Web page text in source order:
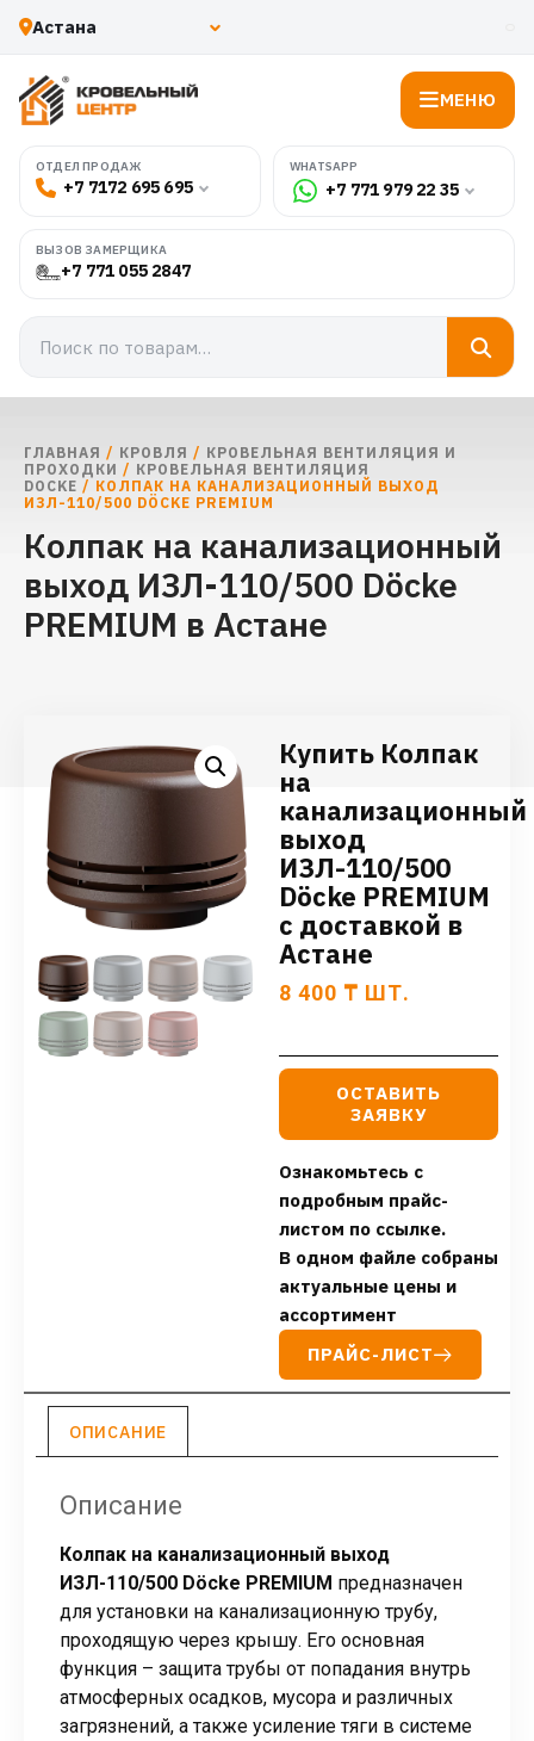
МЕНЮ
ОТДЕЛ ПРОДАЖ
+7 7172 695 695
WHATSAPP
+7 771 979 22 35
ВЫЗОВ ЗАМЕРЩИКА
+7 771 055 2847
ГЛАВНАЯ / КРОВЛЯ / КРОВЕЛЬНАЯ ВЕНТИЛЯЦИЯ И
ПРОХОДКИ / КРОВЕЛЬНАЯ ВЕНТИЛЯЦИЯ
DOCKE / КОЛПАК НА КАНАЛИЗАЦИОННЫЙ ВЫХОД
ИЗЛ-110/500 DÖCKE PREMIUM
Колпак на канализационный
выход ИЗЛ-110/500 Döcke
PREMIUM в Астане
Купить Колпак
на
канализационный
выход
ИЗЛ-110/500
Döcke PREMIUM
с доставкой в
Астане
8 400 ₸ ШТ.
ОСТАВИТЬ
ЗАЯВКУ
Ознакомьтесь с
подробным прайс-
листом по ссылке.
В одном файле собраны
актуальные цены и
ассортимент
ПРАЙС-ЛИСТ
ОПИСАНИЕ
Описание
Колпак на канализационный выход
ИЗЛ-110/500 Döcke PREMIUM предназначен
для установки на канализационную трубу,
проходящую через крышу. Его основная
функция – защита трубы от попадания внутрь
атмосферных осадков, мусора и различных
загрязнений, а также усиление тяги в системе